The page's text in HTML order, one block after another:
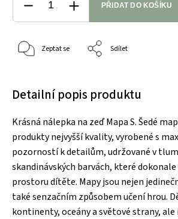
PŘIDAT DO KOŠÍKU
Zeptat se Sdílet
Detailní popis produktu
Krásná nálepka na zeď Mapa S. Šedé
produkty nejvyšší kvality, vyrobené s
pozorností k detailům, udržované v
skandinávských barvách, které
prostoru dítěte. Mapy jsou nejen
také senzačním způsobem učení hrou.
kontinenty, oceány a světové strany, ale